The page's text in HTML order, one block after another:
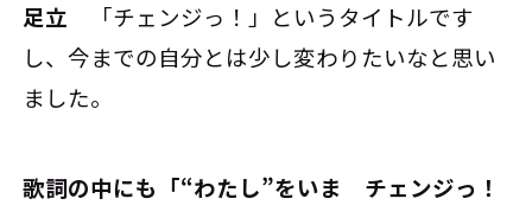
足立 「チェンジっ！」というタイトルです
し、今までの自分とは少し変わりたいなと思い
ました。
――歌詞の中にも「“わたし”をいま チェンジっ！